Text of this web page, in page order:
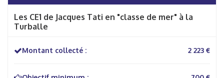
Les CE1 de Jacques Tati en "classe de mer" à la
Turballe
Montant collecté : 2 223 €